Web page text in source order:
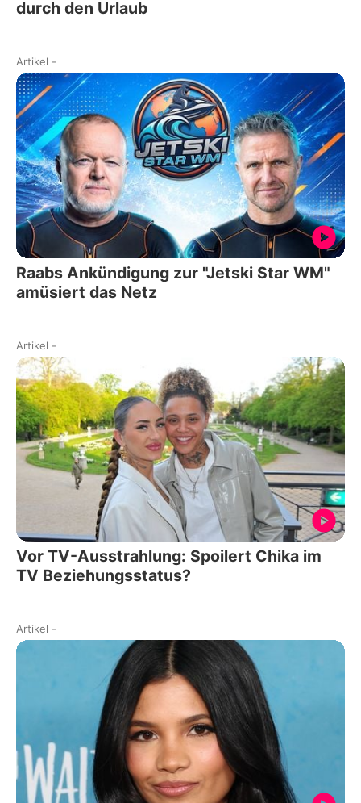
durch den Urlaub
Artikel -
Raabs Ankündigung zur "Jetski Star WM"
amüsiert das Netz
Artikel -
Vor TV-Ausstrahlung: Spoilert Chika im
TV Beziehungsstatus?
Artikel -